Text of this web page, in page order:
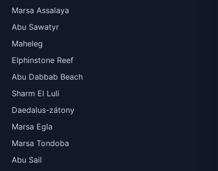
Marsa Assalaya
Abu Sawatyr
Maheleg
Elphinstone Reef
Abu Dabbab Beach
Sharm El Luli
Daedalus-zátony
Marsa Egla
Marsa Tondoba
Abu Sail